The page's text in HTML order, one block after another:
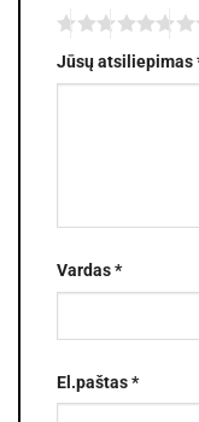
Jūsų atsiliepimas
Vardas*
El.paštas*